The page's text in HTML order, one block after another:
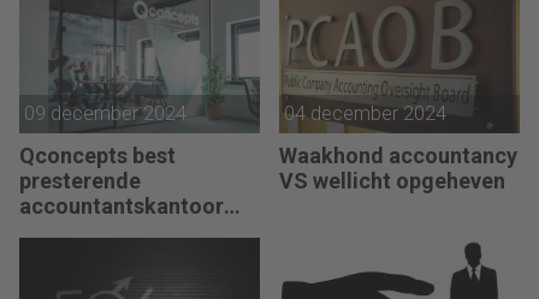
09 december 2024
Qconcepts best
presterende
accountantskantoor
04 december 2024
Waakhond accountancy
VS wellicht opgeheven